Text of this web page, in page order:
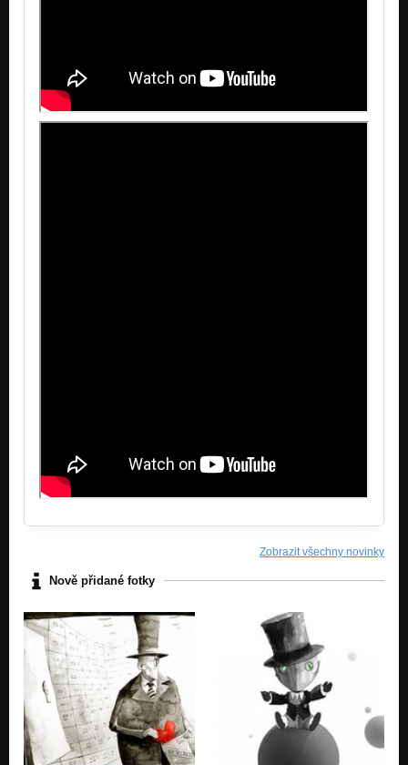
Zobrazit všechny novinky
Nově přidané fotky